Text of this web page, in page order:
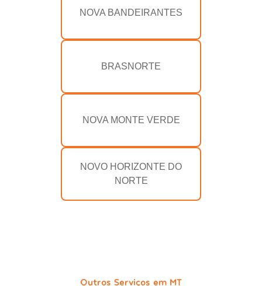
NOVA BANDEIRANTES
BRASNORTE
NOVA MONTE VERDE
NOVO HORIZONTE DO
NORTE
Outros Serviços em MT